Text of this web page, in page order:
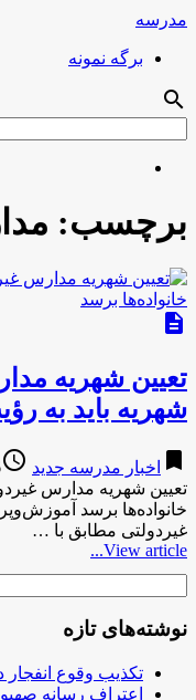
مدرسه
برگه نمونه
search
برچسب:
description
شهریه باید به
bookmark اخبار مدرسه جدید access_time
خانواده‌ها برسد
غیردولتی مطابق با …
View article...
نوشته‌های تازه
تکذیب وقوع
اعتراف رسانه